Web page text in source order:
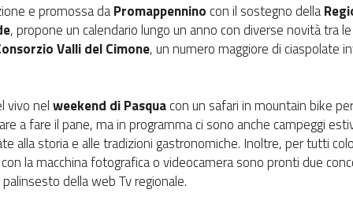
e promossa daPromappennino con il sostegno della
, propone un calendario lungo un anno con diverse novità tra
Valli del Cimone, un numero maggiore di ciaspolate
vivo nelweekend di Pasquacon un safari in mountain bike
a fare il pane, ma in programma ci sono anche campeggi
alla storia e alle tradizioni gastronomiche. Inoltre, per tutti
la macchina fotografica o videocamera sono pronti due
della web Tv regionale.